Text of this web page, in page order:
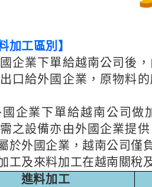
加工區別】
企業下單給越南公司後
口給外國企業，原物料
企業下單給越南公司做
之設備亦由外國企業提
於外國企業，越南公司僅
工及來料加工在越南關稅
進料加工